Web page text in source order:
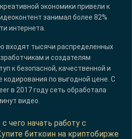
экономики привели к
занимал более 82%
интернета.
входят тысячи распределенных
и создателям
к безопасной, качественной и
кодирования по выгодной цене. С
в 2017 году сеть обработала
видео.
чего начать работу с
биткоин на криптобирже